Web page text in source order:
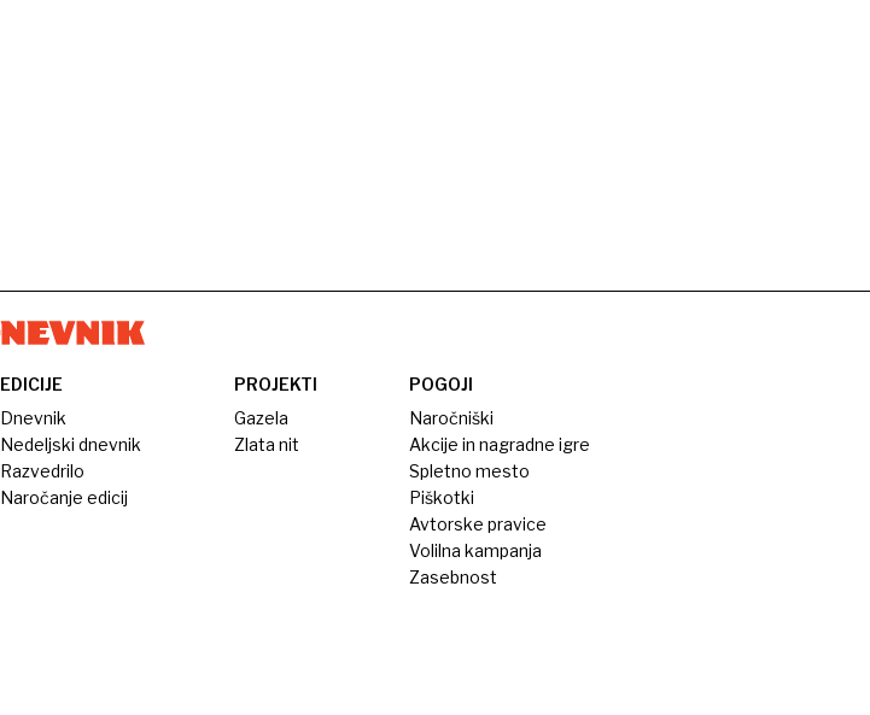
EDICIJE
Dnevnik
Nedeljski dnevnik
Razvedrilo
Naročanje edicij
PROJEKTI
Gazela
Zlata nit
POGOJI
Naročniški
Akcije in nagradne igre
Spletno mesto
Piškotki
Avtorske pravice
Volilna kampanja
Zasebnost